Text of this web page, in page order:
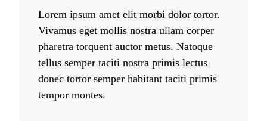
Lorem ipsum amet elit morbi dolor tortor.
Vivamus eget mollis nostra ullam corper
pharetra torquent auctor metus. Natoque
tellus semper taciti nostra primis lectus
donec tortor semper habitant taciti primis
tempor montes.